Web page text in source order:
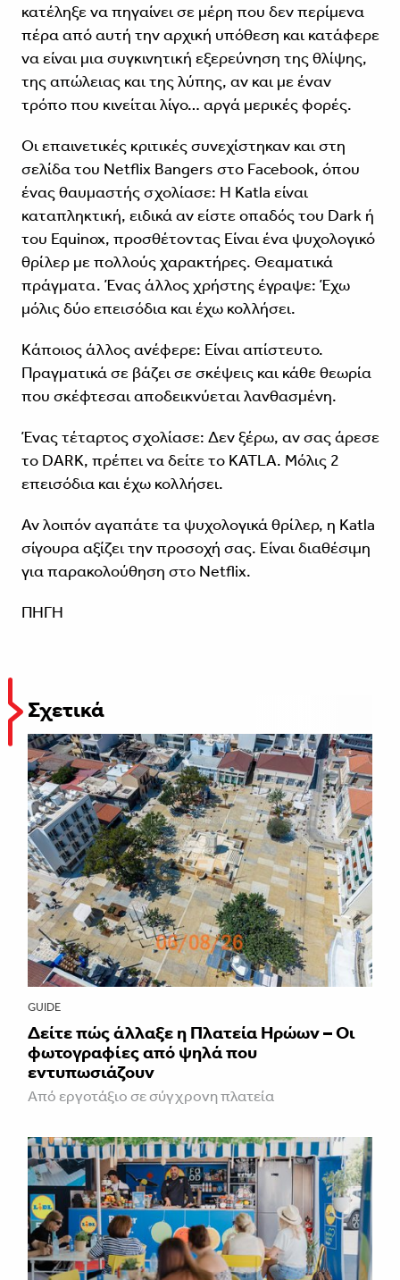
κατέληξε να πηγαίνει σε μέρη που δεν περίμενα
πέρα από αυτή την αρχική υπόθεση και κατάφερε
να είναι μια συγκινητική εξερεύνηση της θλίψης,
της απώλειας και της λύπης, αν και με έναν
τρόπο που κινείται λίγο… αργά μερικές φορές.
Οι επαινετικές κριτικές συνεχίστηκαν και στη
σελίδα του Netflix Bangers στο Facebook, όπου
ένας θαυμαστής σχολίασε: Η Katla είναι
καταπληκτική, ειδικά αν είστε οπαδός του Dark ή
του Equinox, προσθέτοντας Είναι ένα ψυχολογικό
θρίλερ με πολλούς χαρακτήρες. Θεαματικά
πράγματα. Ένας άλλος χρήστης έγραψε: Έχω
μόλις δύο επεισόδια και έχω κολλήσει.
Κάποιος άλλος ανέφερε: Είναι απίστευτο.
Πραγματικά σε βάζει σε σκέψεις και κάθε θεωρία
που σκέφτεσαι αποδεικνύεται λανθασμένη.
Ένας τέταρτος σχολίασε: Δεν ξέρω, αν σας άρεσε
το DARK, πρέπει να δείτε το KATLA. Μόλις 2
επεισόδια και έχω κολλήσει.
Αν λοιπόν αγαπάτε τα ψυχολογικά θρίλερ, η Katla
σίγουρα αξίζει την προσοχή σας. Είναι διαθέσιμη
για παρακολούθηση στο Netflix.
ΠΗΓΗ
Σχετικά
GUIDE
Δείτε πώς άλλαξε η Πλατεία Ηρώων – Οι
φωτογραφίες από ψηλά που
εντυπωσιάζουν
Από εργοτάξιο σε σύγχρονη πλατεία